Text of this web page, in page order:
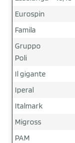
Eurospin
Famila
Gruppo
Poli
Il gigante
Iperal
Italmark
Migross
PAM